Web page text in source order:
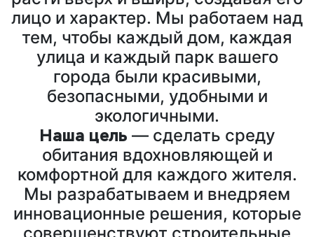
лицо и характер. Мы работаем над
тем, чтобы каждый дом, каждая
улица и каждый парк вашего
города были красивыми,
безопасными, удобными и
экологичными.
Наша цель — сделать среду
обитания вдохновляющей и
комфортной для каждого жителя.
Мы разрабатываем и внедряем
инновационные решения, которые